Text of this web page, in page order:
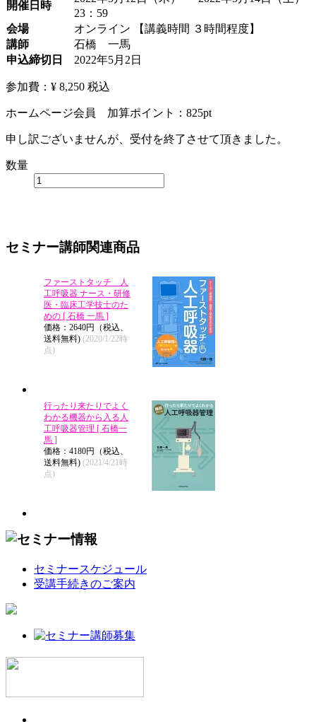
開催日時
23：59
会場
オンライン 【講義時間 ３時間程度】
講師
石橋 一馬
申込締切日
2022年5月2日
参加費：¥ 8,250 税込
ホームページ会員 加算ポイント： 825pt
申し訳ございませんが、受付を終了させて頂きました。
数量
セミナー講師関連商品
ファーストタッチ 人
工呼吸器 ナース・研修
医・臨床工学技士のた
めの [ 石橋 一馬 ]
価格：2640円（税込、
送料無料) (2020/1/22時
点)
行ったり来たりでよく
わかる機器から入る人
工呼吸器管理 [ 石橋一
馬 ]
価格：4180円（税込、
送料無料) (2021/4/21時
点)
セミナースケジュール
受講手続きのご案内